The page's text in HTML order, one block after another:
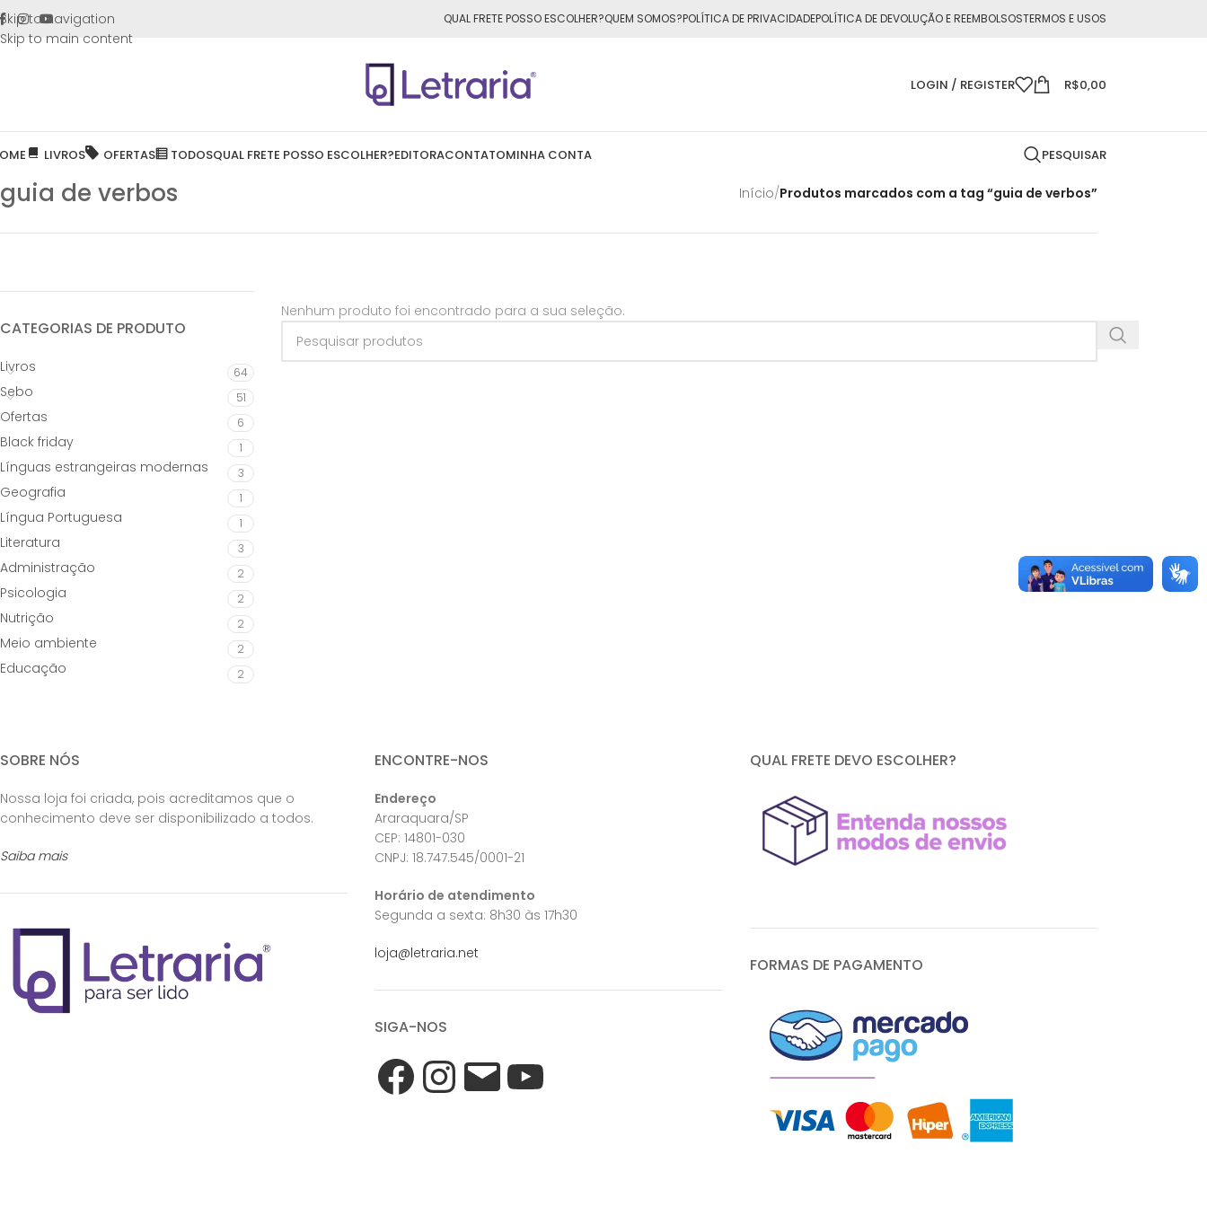
Skip to navigation
Skip to main content
para todo o Brasil nas compras acima de R$50,00
QUAL FRETE POSSO ESCOLHER?QUEM SOMOS?POLÍTICA DE PRIVACIDADEPOLÍTICA DE DEVOLUÇÃO E REEMBOLSOSTERMOS E USOS
LOGIN / REGISTER R$0,00
LIVROS OFERTAS TODOSQUAL FRETE POSSO ESCOLHER?EDITORACONTATOMINHA CONTA PESQUISAR
guia de verbos Início/Produtos marcados com a tag “guia de verbos”
CATEGORIAS DE PRODUTO
Livros 64
Sebo 51
Ofertas 6
Black friday 1
Línguas estrangeiras modernas 3
Geografia 1
Língua Portuguesa 1
Literatura 3
Administração 2
Psicologia 2
Nutrição 2
Meio ambiente 2
Educação 2
Nenhum produto foi encontrado para a sua seleção.
SOBRE NÓS
Nossa loja foi criada, pois acreditamos que o
conhecimento deve ser disponibilizado a todos.
Saiba mais
ENCONTRE-NOS
Endereço
Araraquara/SP
CEP: 14801-030
CNPJ: 18.747.545/0001-21
Horário de atendimento
Segunda a sexta: 8h30 às 17h30
loja@letraria.net
SIGA-NOS
QUAL FRETE DEVO ESCOLHER?
FORMAS DE PAGAMENTO